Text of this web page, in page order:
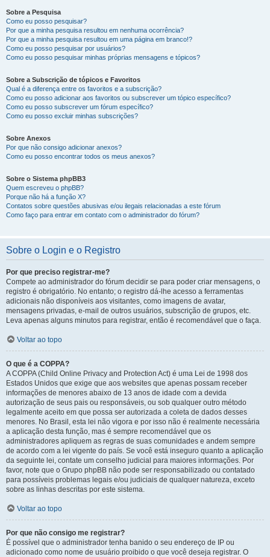
Sobre a Pesquisa
Como eu posso pesquisar?
Por que a minha pesquisa resultou em nenhuma ocorrência?
Por que a minha pesquisa resultou em uma página em branco!?
Como eu posso pesquisar por usuários?
Como eu posso pesquisar minhas próprias mensagens e tópicos?
Sobre a Subscrição de tópicos e Favoritos
Qual é a diferença entre os favoritos e a subscrição?
Como eu posso adicionar aos favoritos ou subscrever um tópico específico?
Como eu posso subscrever um fórum específico?
Como eu posso excluir minhas subscrições?
Sobre Anexos
Por que não consigo adicionar anexos?
Como eu posso encontrar todos os meus anexos?
Sobre o Sistema phpBB3
Quem escreveu o phpBB?
Porque não há a função X?
Contatos sobre questões abusivas e/ou ilegais relacionadas a este fórum
Como faço para entrar em contato com o administrador do fórum?
Sobre o Login e o Registro
Por que preciso registrar-me?
Compete ao administrador do fórum decidir se para poder criar mensagens, o
registro é obrigatório. No entanto; o registro dá-lhe acesso a ferramentas
adicionais não disponíveis aos visitantes, como imagens de avatar,
mensagens privadas, e-mail de outros usuários, subscrição de grupos, etc.
Leva apenas alguns minutos para registrar, então é recomendável que o faça.
Voltar ao topo
O que é a COPPA?
A COPPA (Child Online Privacy and Protection Act) é uma Lei de 1998 dos
Estados Unidos que exige que aos websites que apenas possam receber
informações de menores abaixo de 13 anos de idade com a devida
autorização de seus pais ou responsáveis, ou sob qualquer outro método
legalmente aceito em que possa ser autorizada a coleta de dados desses
menores. No Brasil, esta lei não vigora e por isso não é realmente necessária
a aplicação desta função, mas é sempre recomendável que os
administradores apliquem as regras de suas comunidades e andem sempre
de acordo com a lei vigente do país. Se você está inseguro quanto a aplicação
da seguinte lei, contate um conselho judicial para maiores informações. Por
favor, note que o Grupo phpBB não pode ser responsabilizado ou contatado
para possíveis problemas legais e/ou judiciais de qualquer natureza, exceto
sobre as linhas descritas por este sistema.
Voltar ao topo
Por que não consigo me registrar?
É possível que o administrador tenha banido o seu endereço de IP ou
adicionado como nome de usuário proibido o que você deseja registrar. O